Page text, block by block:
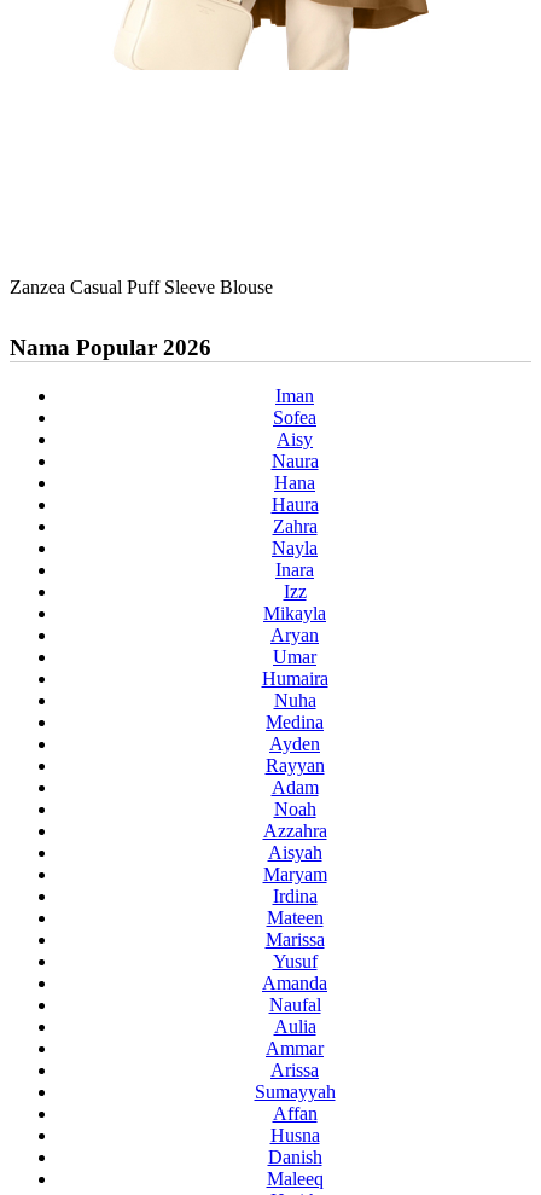
Zanzea Casual Puff Sleeve Blouse
Nama Popular 2026
Iman
Sofea
Aisy
Naura
Hana
Haura
Zahra
Nayla
Inara
Izz
Mikayla
Aryan
Umar
Humaira
Nuha
Medina
Ayden
Rayyan
Adam
Noah
Azzahra
Aisyah
Maryam
Irdina
Mateen
Marissa
Yusuf
Amanda
Naufal
Aulia
Ammar
Arissa
Sumayyah
Affan
Husna
Danish
Maleeq